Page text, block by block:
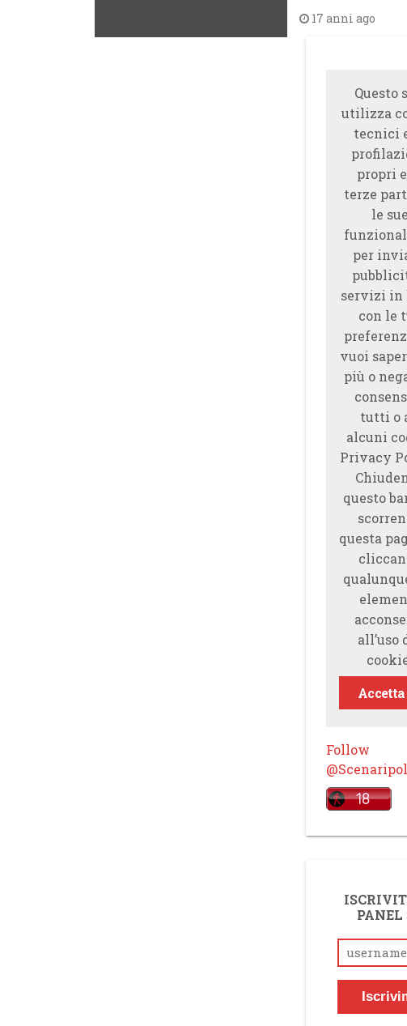
17 anni ago
Questo
utilizza
tecnici
propri
terze
le sue
per
servizi in
con le
vuoi
più o
tutti o
alcuni
Privacy
questo
questa
all’uso
Follow
PANEL